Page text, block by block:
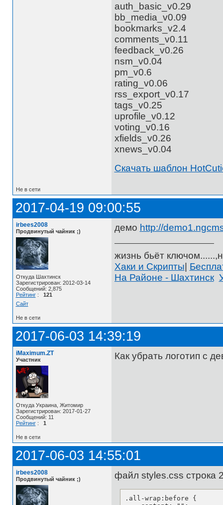
auth_basic_v0.29
bb_media_v0.09
bookmarks_v2.4
comments_v0.11
feedback_v0.26
nsm_v0.04
pm_v0.6
rating_v0.06
rss_export_v0.17
tags_v0.25
uprofile_v0.12
voting_v0.16
xfields_v0.26
xnews_v0.04
Скачать шаблон
Не в сети
2017-04-19 09:00:55
irbees2008
Продвинутый чайник ;)
Откуда Шахтинск
Зарегистрирован: 2012-03-14
Сообщений: 2,875
Рейтинг: 121
Сайт
демо http://
жизнь бьёт
Хаки и Скрипты
На Районе - Шахтинск
Не в сети
2017-06-03 14:39:19
iMaximum.ZT
Участник
Откуда Украина, Житомир
Зарегистрирован: 2017-01-27
Сообщений: 11
Рейтинг: 1
Как убрать логотип с
Не в сети
2017-06-03 14:55:01
irbees2008
Продвинутый чайник ;) файл styles.css строка
.all-wrap:before {